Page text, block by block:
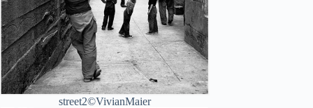
street2©VivianMaier